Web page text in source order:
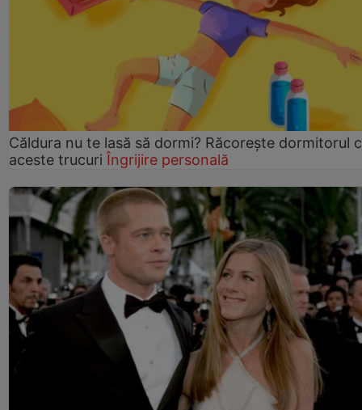
Căldura nu te lasă să dormi? Răcorește dormitorul
aceste trucuri Îngrijire personală